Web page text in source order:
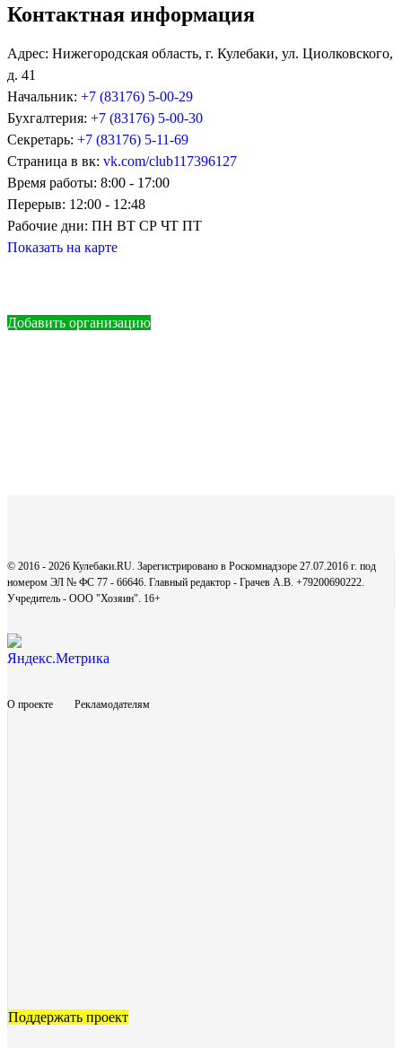
Контактная информация
Адрес: Нижегородская область, г. Кулебаки, ул. Циолковского,
д. 41
Начальник: +7 (83176) 5-00-29
Бухгалтерия: +7 (83176) 5-00-30
Секретарь: +7 (83176) 5-11-69
Страница в вк: vk.com/club117396127
Время работы: 8:00 - 17:00
Перерыв: 12:00 - 12:48
Рабочие дни: ПН ВТ СР ЧТ ПТ
Показать на карте
Добавить организацию
© 2016 - 2026 Кулебаки.RU. Зарегистрировано в Роскомнадзоре 27.07.2016 г. под
номером ЭЛ № ФС 77 - 66646. Главный редактор - Грачев А.В. +79200690222.
Учредитель - ООО "Хозяин". 16+
О проекте Рекламодателям
Поддержать проект